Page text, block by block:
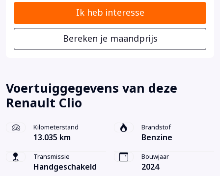
Ik heb interesse
Bereken je maandprijs
Voertuiggegevens van deze
Renault Clio
Kilometerstand
13.035 km
Brandstof
Benzine
Transmissie
Handgeschakeld
Bouwjaar
2024